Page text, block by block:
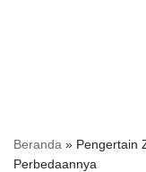
Beranda » Pengertain
Perbedaannya